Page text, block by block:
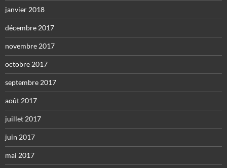
janvier 2018
décembre 2017
novembre 2017
octobre 2017
septembre 2017
août 2017
juillet 2017
juin 2017
mai 2017